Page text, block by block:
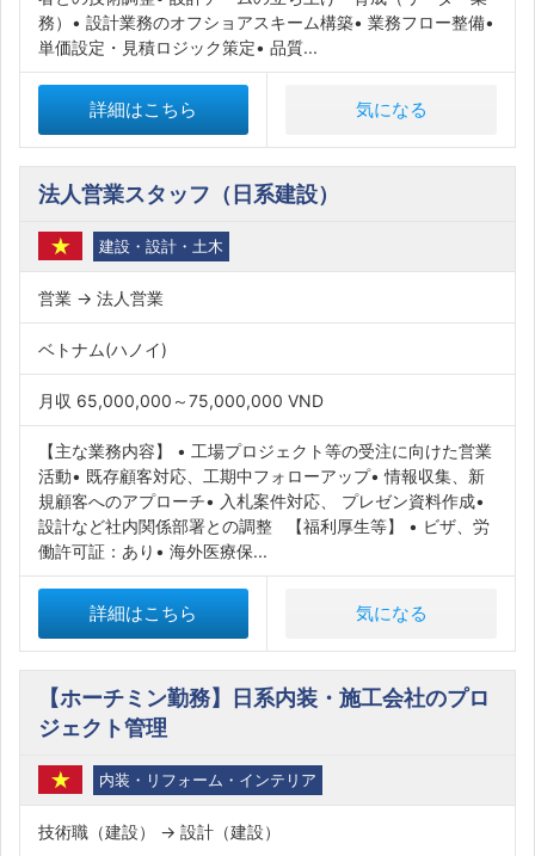
務）• 設計業務のオフショアスキーム構築• 業務フロー整備•
単価設定・見積ロジック策定• 品質...
詳細はこちら 気になる
法人営業スタッフ（日系建設）
建設・設計・土木
営業 → 法人営業
ベトナム(ハノイ)
月収 65,000,000～75,000,000 VND
【主な業務内容】 • 工場プロジェクト等の受注に向けた営業
活動• 既存顧客対応、工期中フォローアップ• 情報収集、新
規顧客へのアプローチ• 入札案件対応、 プレゼン資料作成•
設計など社内関係部署との調整 【福利厚生等】 • ビザ、労
働許可証：あり• 海外医療保...
詳細はこちら 気になる
【ホーチミン勤務】日系内装・施工会社のプロ
ジェクト管理
内装・リフォーム・インテリア
技術職（建設） → 設計（建設）